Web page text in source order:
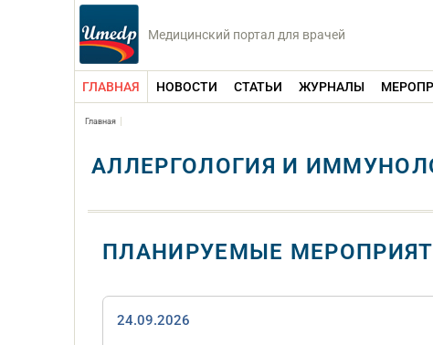
Медицинский портал для врачей
ГЛАВНАЯ НОВОСТИ СТАТЬИ ЖУРНАЛЫ
Главная
АЛЛЕРГОЛОГИЯ И
ПЛАНИРУЕМЫЕ
24.09.2026